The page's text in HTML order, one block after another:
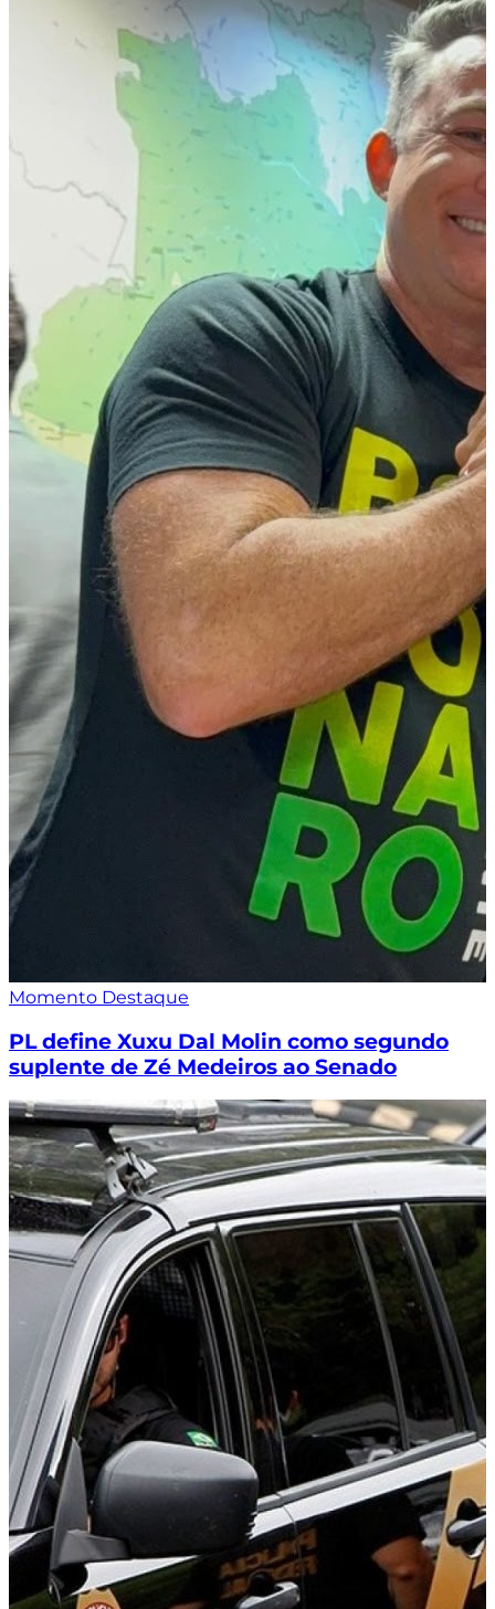
Momento Destaque
PL define Xuxu Dal Molin como segundo
suplente de Zé Medeiros ao Senado